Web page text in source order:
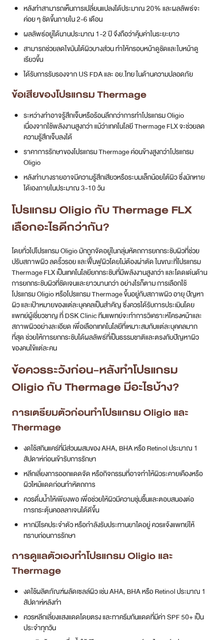
หลังทำสามารถเห็นการเปลี่ยนแปลงได้ประมาณ 20% และผลลัพธ์จะ
ค่อย ๆ ชัดขึ้นภายใน 2-6 เดือน
ผลลัพธ์อยู่ได้นานประมาณ 1-2 ปี จึงถือว่าคุ้มค่าในระยะยาว
สามารถช่วยลดไขมันใต้ผิวบางส่วน ทำให้กรอบหน้าดูชัดและใบหน้าดู
เรียวขึ้น
ได้รับการรับรองจาก US FDA และ อย.ไทย ในด้านความปลอดภัย
ข้อเสียของโปรแกรมThermage
ระหว่างทำอาจรู้สึกเจ็บหรือร้อนลึกกว่าการทำโปรแกรม Oligio
เนื่องจากใช้พลังงานสูงกว่า แม้ว่าเทคโนโลยี Thermage FLX จะช่วยลด
ความรู้สึกเจ็บลงได้
ราคาการรักษาของโปรแกรม Thermage ค่อนข้างสูงกว่าโปรแกรม
Oligio
หลังทำบางรายอาจมีความรู้สึกเสียวหรือระบมเล็กน้อยใต้ผิว ซึ่งมักหาย
ได้เองภายในประมาณ 3-10 วัน
โปรแกรม Oligio กับ Thermage FLX
เลือกอะไรดีกว่ากัน?
โดยทั่วไปโปรแกรม Oligio มักถูกจัดอยู่ในกลุ่มหัตถการยกกระชับผิวที่ช่วย
ปรับสภาพผิว ลดริ้วรอย และฟื้นฟูผิวโดยไม่ต้องผ่าตัด ในขณะที่โปรแกรม
Thermage FLX เป็นเทคโนโลยียกกระชับที่มีพลังงานสูงกว่า และโดดเด่นด้าน
การยกกระชับผิวที่ชัดเจนและยาวนานกว่า อย่างไรก็ตาม การเลือกใช้
โปรแกรม Oligio หรือโปรแกรม Thermage ขึ้นอยู่กับสภาพผิว อายุ ปัญหา
ผิว และเป้าหมายของแต่ละบุคคลเป็นสำคัญ ซึ่งควรได้รับการประเมินโดย
แพทย์ผู้เชี่ยวชาญ ที่ DSK Clinic ทีมแพทย์จะทำการวิเคราะห์โครงหน้าและ
สภาพผิวอย่างละเอียด เพื่อเลือกเทคโนโลยีที่เหมาะสมกับแต่ละบุคคลมาก
ที่สุด ช่วยให้การยกกระชับได้ผลลัพธ์ที่เป็นธรรมชาติและตรงกับปัญหาผิว
ของคนไข้แต่ละคน
ข้อควรระวังก่อน-หลังทำโปรแกรม
Oligio กับ Thermage มีอะไรบ้าง?
การเตรียมตัวก่อนทำโปรแกรม Oligio และ
Thermage
งดใช้สกินแคร์ที่มีส่วนผสมของ AHA, BHA หรือ Retinol ประมาณ 1
สัปดาห์ก่อนเข้ารับการรักษา
หลีกเลี่ยงการออกแดดจัด หรือกิจกรรมที่อาจทำให้ผิวระคายเคืองหรือ
ผิวไหม้แดดก่อนทำหัตถการ
ควรดื่มน้ำให้เพียงพอ เพื่อช่วยให้ผิวมีความชุ่มชื้นและตอบสนองต่อ
การกระตุ้นคอลลาเจนได้ดีขึ้น
หากมีโรคประจำตัว หรือกำลังรับประทานยาใดอยู่ ควรแจ้งแพทย์ให้
ทราบก่อนการรักษา
การดูแลตัวเองทำโปรแกรม Oligio และ
Thermage
งดใช้ผลิตภัณฑ์ผลัดเซลล์ผิว เช่น AHA, BHA หรือ Retinol ประมาณ 1
สัปดาห์หลังทำ
ควรหลีกเลี่ยงแสงแดดโดยตรง และทาครีมกันแดดที่มีค่า SPF 50+ เป็น
ประจำทุกวัน